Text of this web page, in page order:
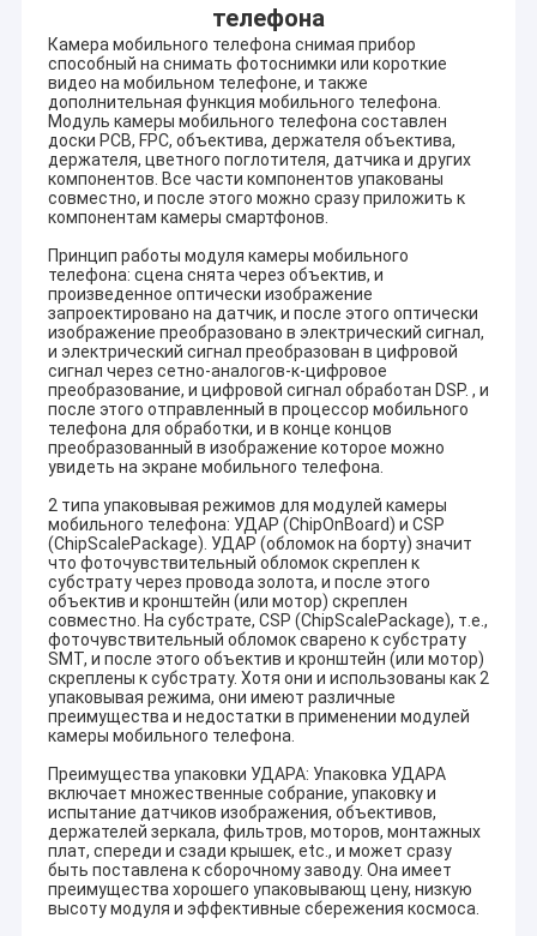
телефона
Камера мобильного телефона снимая прибор
способный на снимать фотоснимки или короткие
видео на мобильном телефоне, и также
дополнительная функция мобильного телефона.
Модуль камеры мобильного телефона составлен
доски PCB, FPC, объектива, держателя объектива,
держателя, цветного поглотителя, датчика и других
компонентов. Все части компонентов упакованы
совместно, и после этого можно сразу приложить к
компонентам камеры смартфонов.
Принцип работы модуля камеры мобильного
телефона: сцена снята через объектив, и
произведенное оптически изображение
запроектировано на датчик, и после этого оптически
изображение преобразовано в электрический сигнал,
и электрический сигнал преобразован в цифровой
сигнал через сетно-аналогов-к-цифровое
преобразование, и цифровой сигнал обработан DSP. , и
после этого отправленный в процессор мобильного
телефона для обработки, и в конце концов
преобразованный в изображение которое можно
увидеть на экране мобильного телефона.
2 типа упаковывая режимов для модулей камеры
мобильного телефона: УДАР (ChipOnBoard) и CSP
(ChipScalePackage). УДАР (обломок на борту) значит
что фоточувствительный обломок скреплен к
субстрату через провода золота, и после этого
объектив и кронштейн (или мотор) скреплен
совместно. На субстрате, CSP (ChipScalePackage), т.е.,
фоточувствительный обломок сварено к субстрату
SMT, и после этого объектив и кронштейн (или мотор)
скреплены к субстрату. Хотя они и использованы как 2
упаковывая режима, они имеют различные
преимущества и недостатки в применении модулей
камеры мобильного телефона.
Преимущества упаковки УДАРА: Упаковка УДАРА
включает множественные собрание, упаковку и
испытание датчиков изображения, объективов,
держателей зеркала, фильтров, моторов, монтажных
плат, спереди и сзади крышек, etc., и может сразу
быть поставлена к сборочному заводу. Она имеет
преимущества хорошего упаковывающ цену, низкую
высоту модуля и эффективные сбережения космоса.